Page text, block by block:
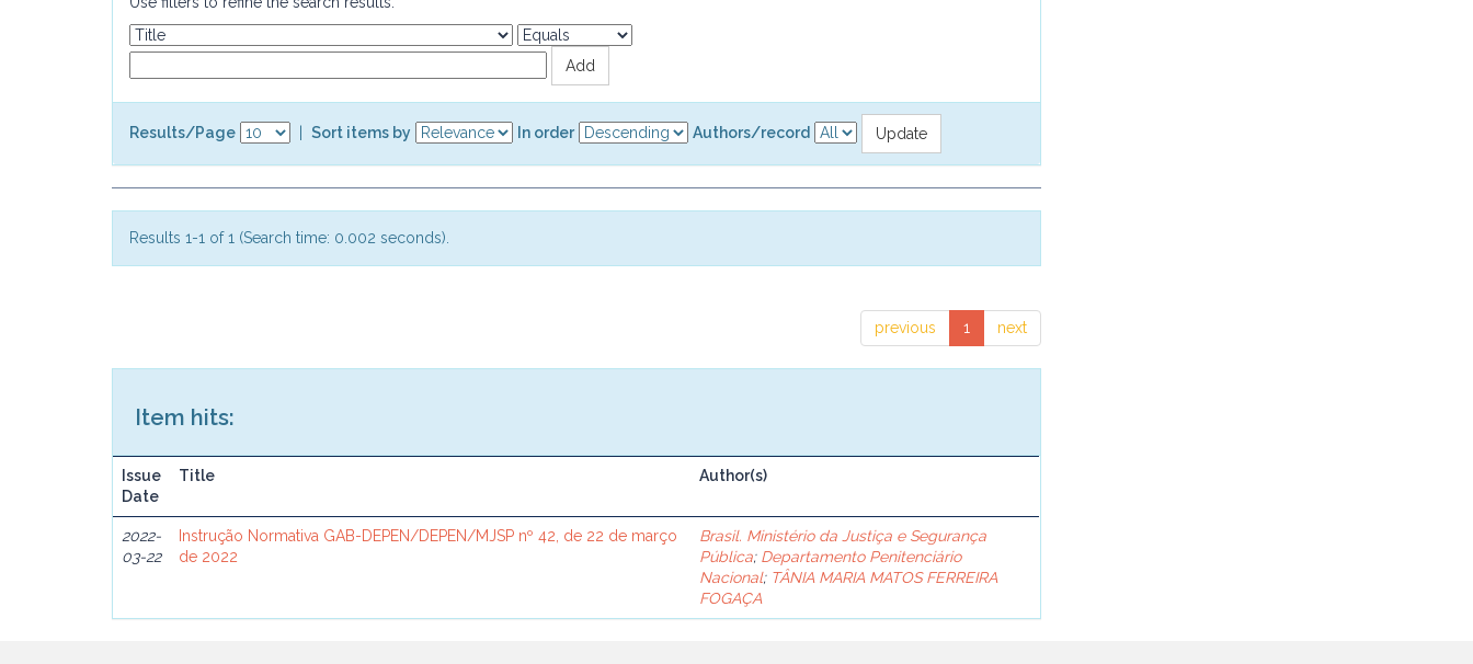
Results/Page Sort items by In order Authors/record
Results 1-1 of 1 (Search time: 0.002 seconds).
previous 1 next
Item hits:
Issue
Date
Title Author(s)
2022-
03-22
Instrução Normativa GAB-DEPEN/DEPEN/MJSP nº 42, de 22 de março
de 2022
Brasil. Ministério da Justiça e Segurança
Pública; Departamento Penitenciário
Nacional; TÂNIA MARIA MATOS FERREIRA
FOGAÇA